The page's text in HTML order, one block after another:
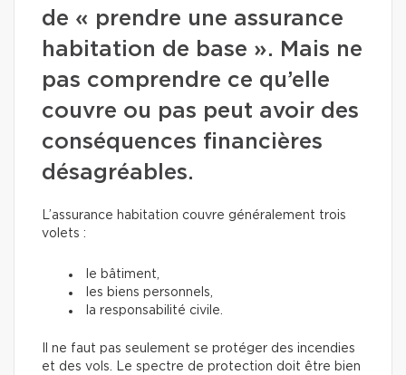
de « prendre une assurance
habitation de base ». Mais ne
pas comprendre ce qu’elle
couvre ou pas peut avoir des
conséquences financières
désagréables.
L’assurance habitation couvre généralement trois
volets :
le bâtiment,
les biens personnels,
la responsabilité civile.
Il ne faut pas seulement se protéger des incendies
et des vols. Le spectre de protection doit être bien